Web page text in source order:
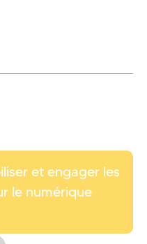
et engager les
le numérique